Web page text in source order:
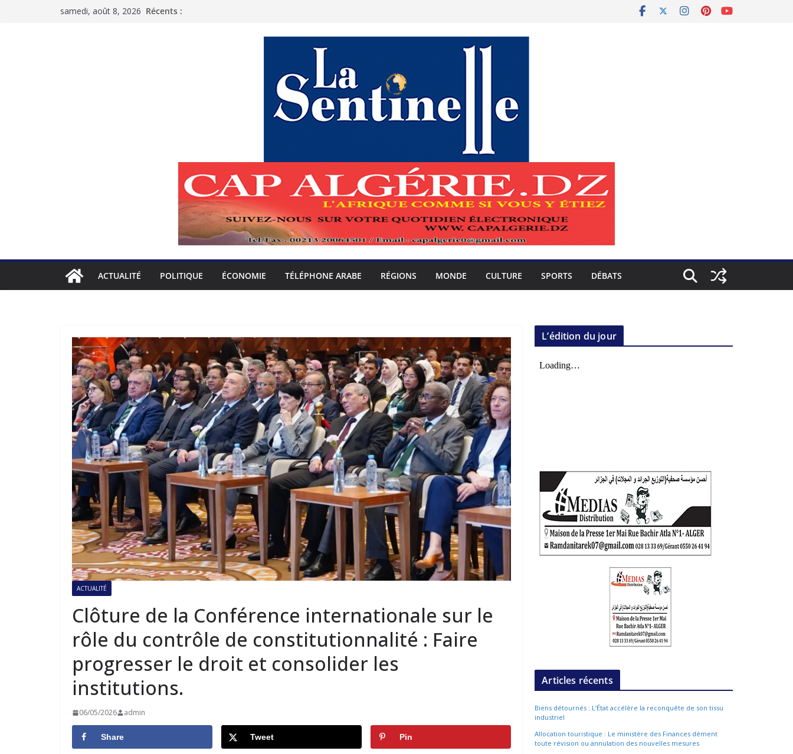
samedi, août 8, 2026 Récents :
ACTUALITÉ POLITIQUE ÉCONOMIE TÉLÉPHONE ARABE RÉGIONS MONDE CULTURE SPORTS DÉBATS
ACTUALITÉ
Clôture de la Conférence internationale sur le
rôle du contrôle de constitutionnalité : Faire
progresser le droit et consolider les
institutions.
06/05/2026 admin
Share Tweet Pin
L’édition du jour
Articles récents
Biens détournés : L’État accélère la reconquête de son tissu
industriel
Allocation touristique : Le ministère des Finances dément
toute révision ou annulation des nouvelles mesures